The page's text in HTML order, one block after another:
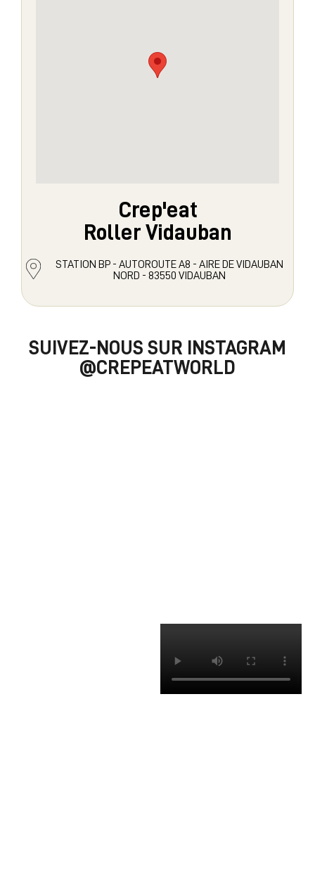
Crep'eat
Roller Vidauban
STATION BP - AUTOROUTE A8 - AIRE DE VIDAUBAN
NORD - 83550 VIDAUBAN
SUIVEZ-NOUS SUR INSTAGRAM
@CREPEATWORLD